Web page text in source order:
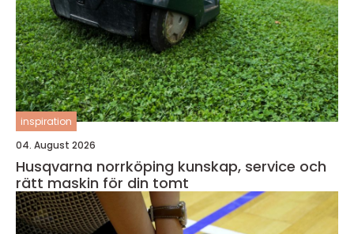
inspiration
04. August 2026
Husqvarna norrköping kunskap, service och
rätt maskin för din tomt